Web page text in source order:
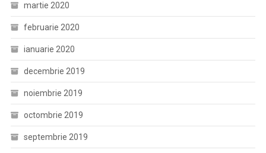
martie 2020
februarie 2020
ianuarie 2020
decembrie 2019
noiembrie 2019
octombrie 2019
septembrie 2019